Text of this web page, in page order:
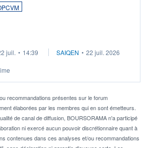
des actions individuelles.
qu'il soit éligible au PEA.
juil. • 14:39 SAIQEN • 22 juil. 2026
recommandations présentes sur le forum
élaborées par les membres qui en sont émetteurs.
de canal de diffusion, BOURSORAMA n'a participé
ni exercé aucun pouvoir discrétionnaire quant à
contenues dans ces analyses et/ou recommandations